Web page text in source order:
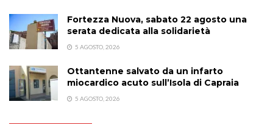
Fortezza Nuova, sabato 22 agosto una
serata dedicata alla solidarietà
5 AGOSTO, 2026
Ottantenne salvato da un infarto
miocardico acuto sull’Isola di Capraia
5 AGOSTO, 2026